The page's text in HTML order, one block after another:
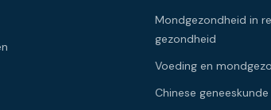
Mondgezondheid in
gezondheid
Voeding en
Chinese